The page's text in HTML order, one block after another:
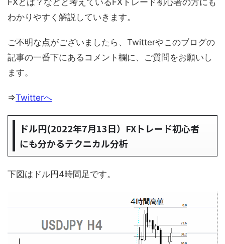
FXとは？などと考えているFXトレード初心者の方にも
わかりやすく解説していきます。
ご不明な点がございましたら、Twitterやこのブログの
記事の一番下にあるコメント欄に、ご質問をお願いし
ます。
⇒Twitterへ
ドル円(2022年7月13日）FXトレード初心者
にも分かるテクニカル分析
下図はドル円4時間足です。